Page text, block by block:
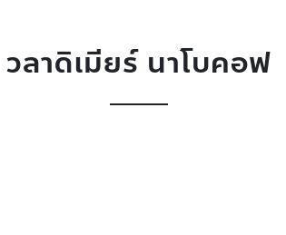
วลาดิเมียร์ นาโบคอฟ